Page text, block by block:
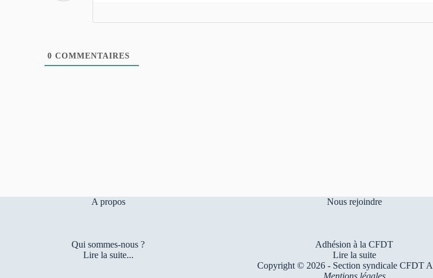
0 COMMENTAIRES
A propos
Qui sommes-nous ?
Lire la suite...
Nous rejoindre
Adhésion à la CFDT
Lire la suite
Copyright © 2026 - Section syndicale CFDT
Mentions légales